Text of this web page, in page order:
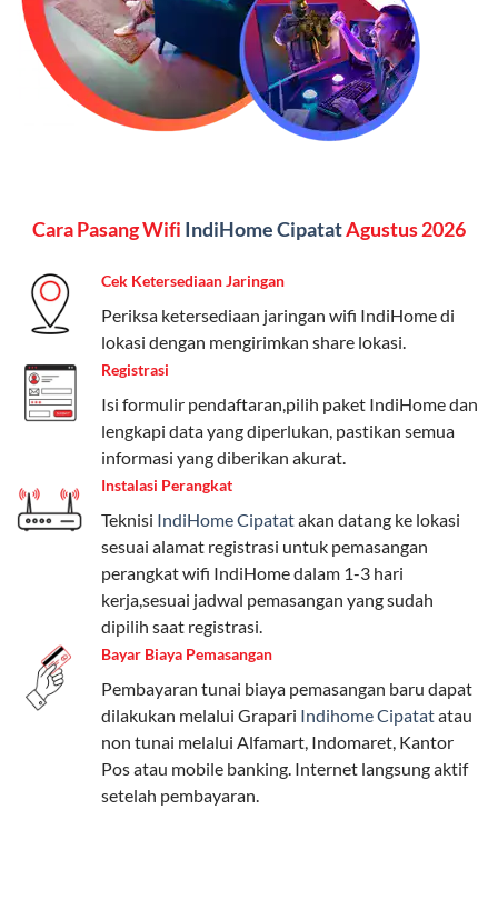
menginginkan internet, komunikasi, dan hiburan
(streaming & TV) dalam satu paket.
Paket Dynamic IP
keluarga, nelpon & SMS semua operator, dan akses
Kelebihan:
Cocok untuk pengguna yang membutuhkan
koneksi internet cepat dan stabil dengan fleksibilitas
kuota. Pilihan harga bervariasi sesuai kebutuhan.
Telkomsel One menyediakan pilihan paket yang
beragam, mulai dari paket hemat hingga premium.
Pengguna bisa memilih sesuai kebutuhan, baik untuk
internet, komunikasi, atau hiburan.
Paket Easy cocok untuk kebutuhan dasar, Paket
Complete untuk yang menginginkan fitur lengkap,
dan Paket Dynamic IP untuk pengguna yang
memprioritaskan kecepatan internet tinggi.
Paket Telkomsel One dengan Kuota Keluarga
Salah satu fitur unggulan Telkomsel One adalah Paket
Kuota Keluarga. Dengan kuota hingga 30 GB, Anda
bisa membagikan internet kepada anggota keluarga
atau teman tanpa perlu khawatir kehabisan kuota.
Cara Pasang Wifi IndiHome CipatatAgustus 2026
Cek Ketersediaan Jaringan
Periksa ketersediaan jaringan wifi IndiHome di
lokasi dengan mengirimkan share lokasi.
Registrasi
Isi formulir pendaftaran,pilih paket IndiHome dan
lengkapi data yang diperlukan, pastikan semua
informasi yang diberikan akurat.
Instalasi Perangkat
Teknisi IndiHome Cipatatakan datang ke lokasi
sesuai alamat registrasi untuk pemasangan
perangkat wifi IndiHome dalam 1-3 hari
kerja,sesuai jadwal pemasangan yang sudah
dipilih saat registrasi.
Bayar Biaya Pemasangan
Pembayaran tunai biaya pemasangan baru dapat
dilakukan melalui Grapari Indihome Cipatatatau
non tunai melalui Alfamart, Indomaret, Kantor
Pos atau mobile banking. Internet langsung aktif
setelah pembayaran.